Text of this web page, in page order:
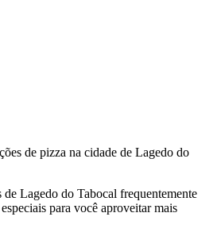
de pizza na cidade de Lagedo do
Lagedo do Tabocal frequentemente
para você aproveitar mais